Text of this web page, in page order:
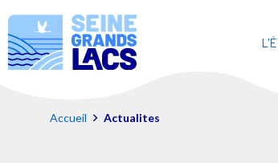
Accueil Actualites